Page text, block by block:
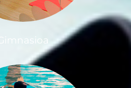
Gimnasioa